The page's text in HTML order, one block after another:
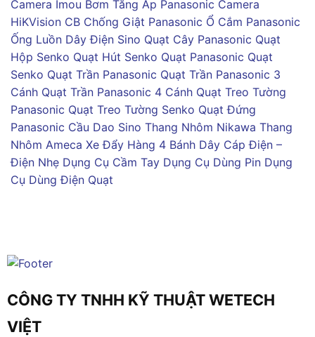
Camera Imou Bơm Tăng Áp Panasonic Camera
HiKVision CB Chống Giật Panasonic Ổ Cắm Panasonic
Ống Luồn Dây Điện Sino Quạt Cây Panasonic Quạt
Hộp Senko Quạt Hút Senko Quạt Panasonic Quạt
Senko Quạt Trần Panasonic Quạt Trần Panasonic 3
Cánh Quạt Trần Panasonic 4 Cánh Quạt Treo Tường
Panasonic Quạt Treo Tường Senko Quạt Đứng
Panasonic Cầu Dao Sino Thang Nhôm Nikawa Thang
Nhôm Ameca Xe Đẩy Hàng 4 Bánh Dây Cáp Điện –
Điện Nhẹ Dụng Cụ Cầm Tay Dụng Cụ Dùng Pin Dụng
Cụ Dùng Điện Quạt
CÔNG TY TNHH KỸ THUẬT WETECH
VIỆT